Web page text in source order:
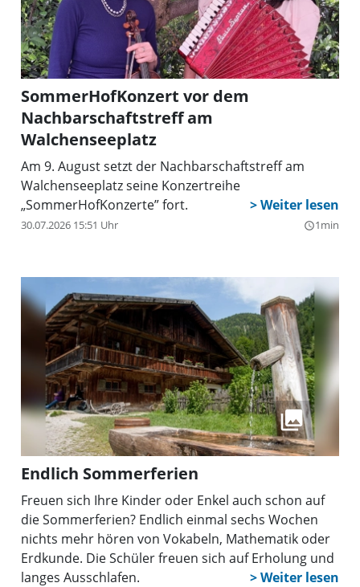
SommerHofKonzert vor dem
Nachbarschaftstreff am
Walchenseeplatz
Am 9. August setzt der Nachbarschaftstreff am
Walchenseeplatz seine Konzertreihe
„SommerHofKonzerte” fort.
30.07.2026 15:51 Uhr query_builder1min
Endlich Sommerferien
Freuen sich Ihre Kinder oder Enkel auch schon auf
die Sommerferien? Endlich einmal sechs Wochen
nichts mehr hören von Vokabeln, Mathematik oder
Erdkunde. Die Schüler freuen sich auf Erholung und
langes Ausschlafen.